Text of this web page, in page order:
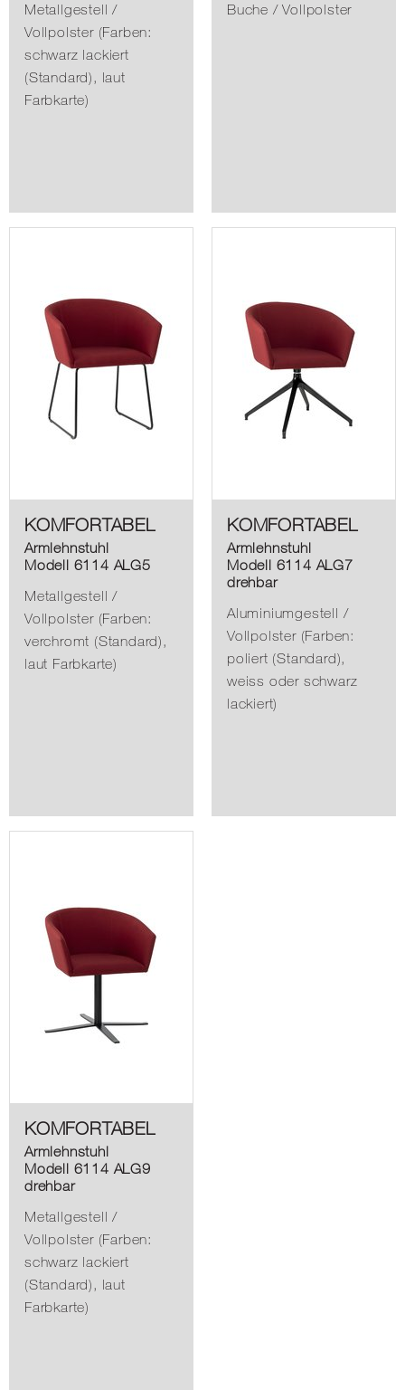
Metallgestell /
Vollpolster (Farben:
schwarz lackiert
(Standard), laut
Farbkarte)
Buche / Vollpolster
KOMFORTABEL
Armlehnstuhl
Modell 6114 ALG5
Metallgestell /
Vollpolster (Farben:
verchromt (Standard),
laut Farbkarte)
KOMFORTABEL
Armlehnstuhl
Modell 6114 ALG7
drehbar
Aluminiumgestell /
Vollpolster (Farben:
poliert (Standard),
weiss oder schwarz
lackiert)
KOMFORTABEL
Armlehnstuhl
Modell 6114 ALG9
drehbar
Metallgestell /
Vollpolster (Farben:
schwarz lackiert
(Standard), laut
Farbkarte)